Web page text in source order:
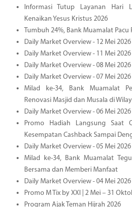
Informasi Tutup Layanan Hari
Kenaikan Yesus Kristus 2026
Tumbuh 24%, Bank Muamalat Pacu
Daily Market Overview - 12 Mei 2026
Daily Market Overview - 11 Mei 2026
Daily Market Overview - 08 Mei 2026
Daily Market Overview - 07 Mei 2026
Milad ke-34, Bank Muamalat
Renovasi Masjid dan Musala di
Daily Market Overview - 06 Mei 2026
Promo Hadiah Langsung Saat
Kesempatan Cashback Sampai
Daily Market Overview - 05 Mei 2026
Milad ke-34, Bank Muamalat
Bersama dan Memberi Manfaat
Daily Market Overview - 04 Mei 2026
Promo M Tix by XXI | 2 Mei – 31
Program Ajak Teman Hijrah 2026